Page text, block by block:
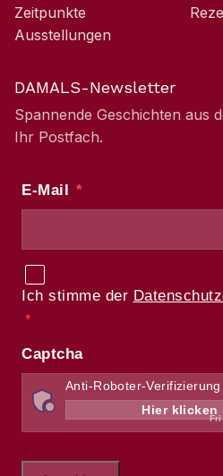
Zeitpunkte
Ausstellungen
DAMALS-Newsletter
Spannende Geschichten aus
Ihr Postfach.